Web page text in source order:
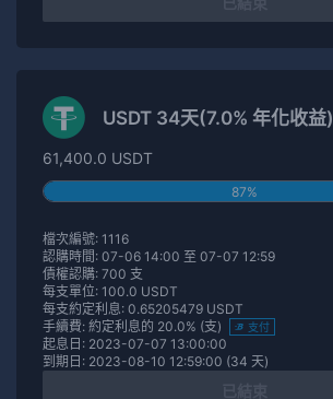
USDT 34天(7.0% 年化收益)
61,400.0 USDT
87%
檔次編號: 1116
認購時間: 07-06 14:00 至 07-07 12:59
債權認購: 700 支
每支單位: 100.0 USDT
每支約定利息: 0.65205479 USDT
手續費: 約定利息的 20.0% (支)
支付
起息日: 2023-07-07 13:00:00
到期日: 2023-08-10 12:59:00 (34 天)